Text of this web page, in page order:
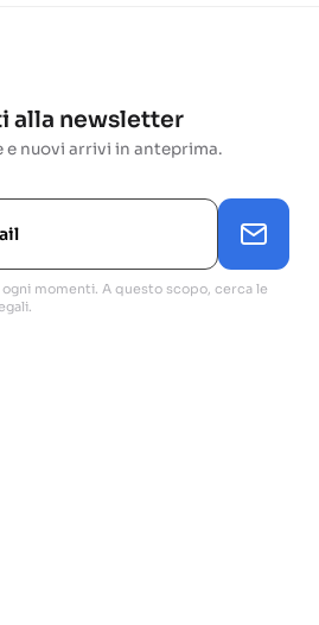
alla newsletter
e nuovi arrivi in anteprima.
momenti. A questo scopo, cerca le